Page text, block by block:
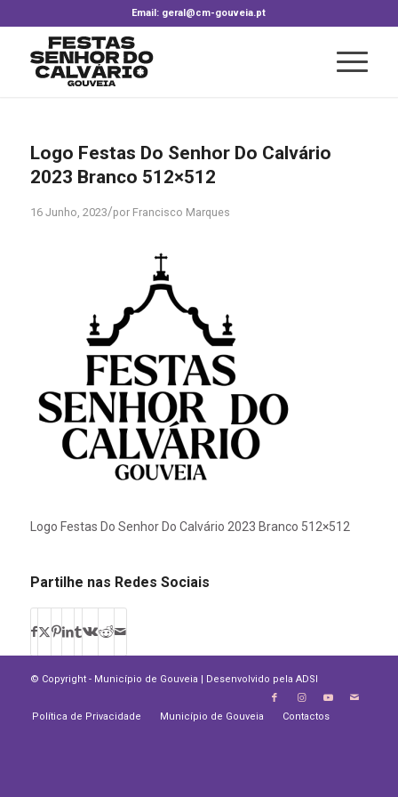
Email: geral@cm-gouveia.pt
Logo Festas Do Senhor Do Calvário
2023 Branco 512×512
16 Junho, 2023/por Francisco Marques
Logo Festas Do Senhor Do Calvário 2023 Branco 512×512
Partilhe nas Redes Sociais
© Copyright - Município de Gouveia | Desenvolvido pela ADSI
Política de Privacidade Município de Gouveia Contactos